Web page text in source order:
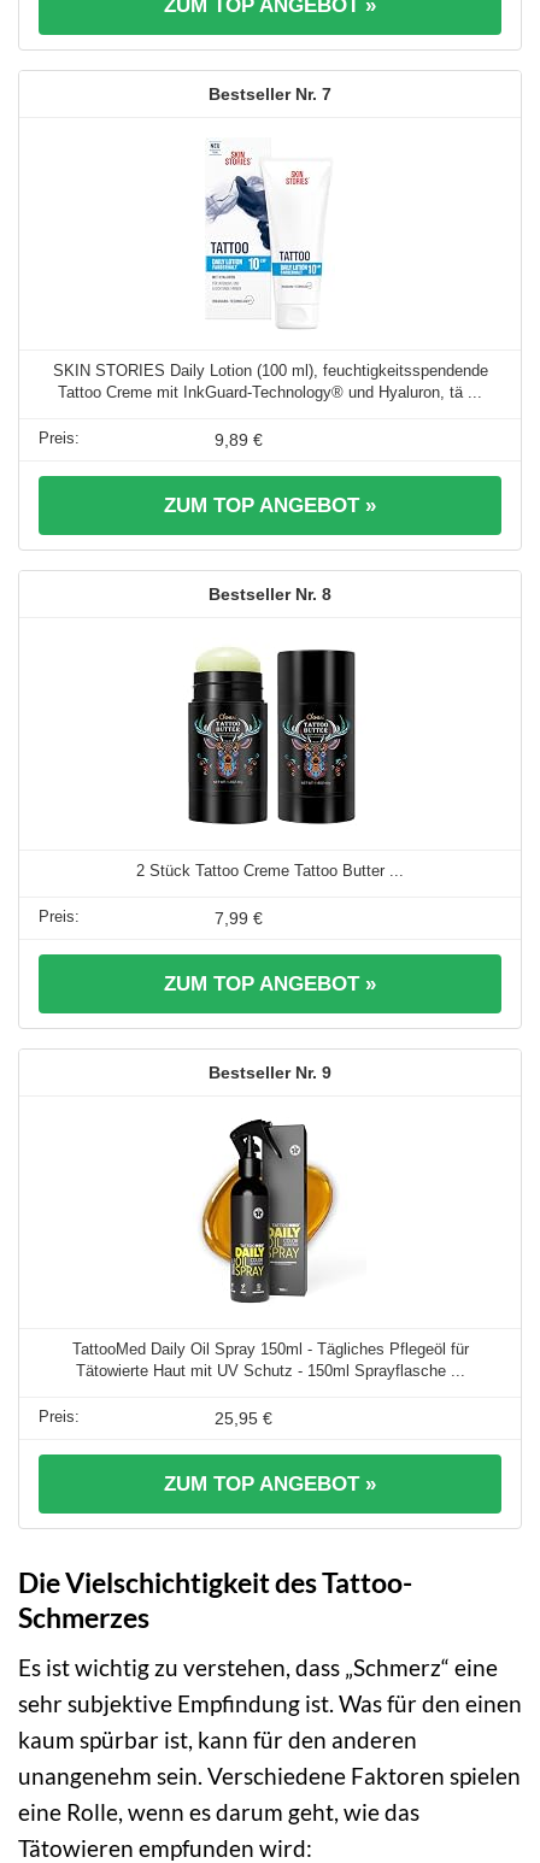
ZUM TOP ANGEBOT »
7
SKIN STORIES Daily Lotion (100 ml), feuchtigkeitsspendende
Tattoo Creme mit InkGuard-Technology® und Hyaluron, tä ...
9,89 €
ZUM TOP ANGEBOT »
8
2 Stück Tattoo Creme Tattoo Butter ...
7,99 €
ZUM TOP ANGEBOT »
9
TattooMed Daily Oil Spray 150ml - Tägliches Pflegeöl für
Tätowierte Haut mit UV Schutz - 150ml Sprayflasche ...
25,95 €
ZUM TOP ANGEBOT »
Die Vielschichtigkeit des Tattoo-
Schmerzes
Es ist wichtig zu verstehen, dass „Schmerz“ eine
sehr subjektive Empfindung ist. Was für den einen
kaum spürbar ist, kann für den anderen
unangenehm sein. Verschiedene Faktoren spielen
eine Rolle, wenn es darum geht, wie das
Tätowieren empfunden wird: